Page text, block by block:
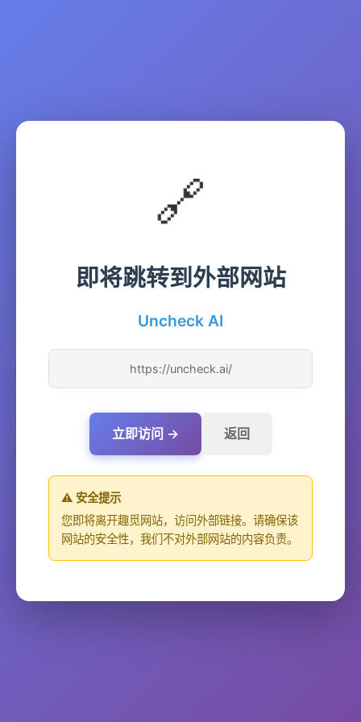
🔗
即将跳转到外部网站
Uncheck AI
https://uncheck.ai/
立即访问 → 返回
⚠️ 安全提示
您即将离开趣觅网站，访问外部链接。请确保该
网站的安全性，我们不对外部网站的内容负责。